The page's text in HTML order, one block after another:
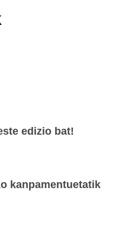
edizio bat!
kanpamentuetatik